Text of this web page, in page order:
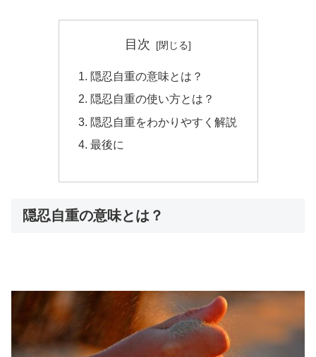
目次
隠忍自重の意味とは？
隠忍自重の使い方とは？
隠忍自重をわかりやすく解説
最後に
隠忍自重の意味とは？